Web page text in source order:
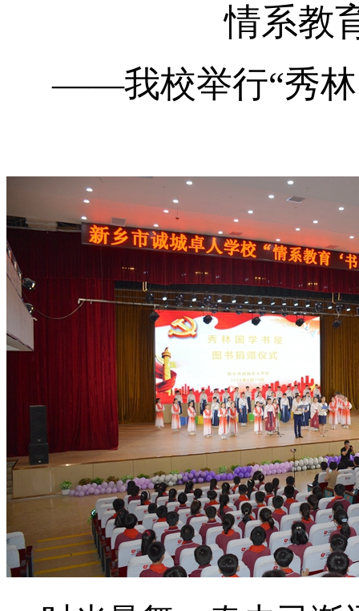
情系教
——我校举行“秀林